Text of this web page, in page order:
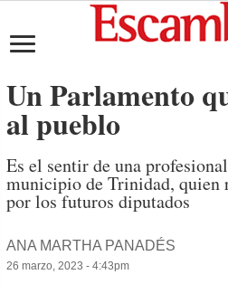
Un Parlamento
al pueblo
Es el sentir de una
municipio de Trinidad, quien
por los futuros diputados
ANA MARTHA PANADÉS
26 marzo, 2023 - 4:43pm